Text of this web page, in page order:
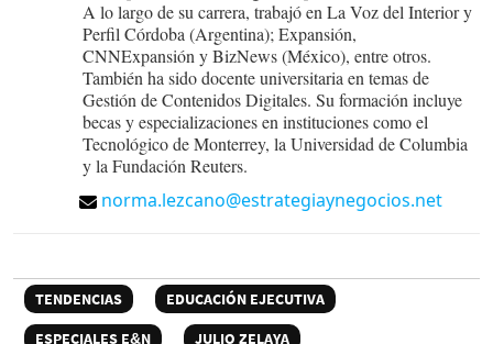
A lo largo de su carrera, trabajó en La Voz del Interior y
Perfil Córdoba (Argentina); Expansión,
CNNExpansión y BizNews (México), entre otros.
También ha sido docente universitaria en temas de
Gestión de Contenidos Digitales. Su formación incluye
becas y especializaciones en instituciones como el
Tecnológico de Monterrey, la Universidad de Columbia
y la Fundación Reuters.
norma.lezcano@estrategiaynegocios.net
TENDENCIAS
EDUCACIÓN EJECUTIVA
ESPECIALES E&N
JULIO ZELAYA